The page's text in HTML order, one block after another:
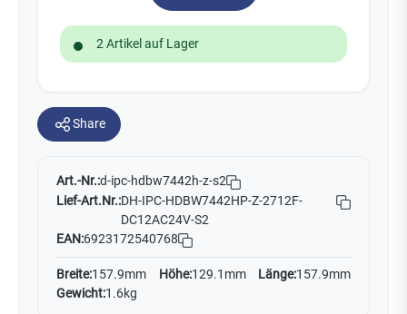
2 Artikel auf Lager
Share
Art.-Nr.:d-ipc-hdbw7442h-z-s2
Lief-Art.Nr.:DH-IPC-HDBW7442HP-Z-2712F-
DC12AC24V-S2
EAN:6923172540768
Breite:157.9mm Höhe:129.1mm Länge:157.9mm
Gewicht:1.6kg